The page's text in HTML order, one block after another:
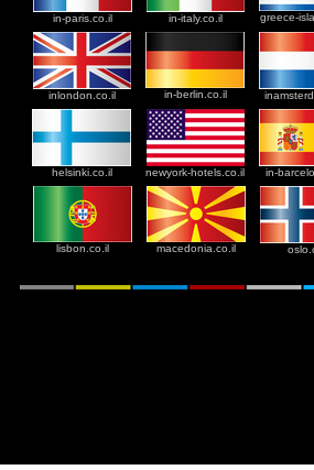
greece-
in-italy.co.il
in-paris.co.il
in-berlin.co.il
inlondon.co.il
in-
newyork-hotels.co.il
helsinki.co.il
macedonia.co.il
lisbon.co.il